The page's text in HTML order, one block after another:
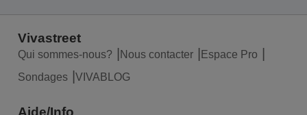
Vivastreet
Qui sommes-nous? Nous contacter
Espace Pro
Sondages
VIVABLOG
Aide/Info